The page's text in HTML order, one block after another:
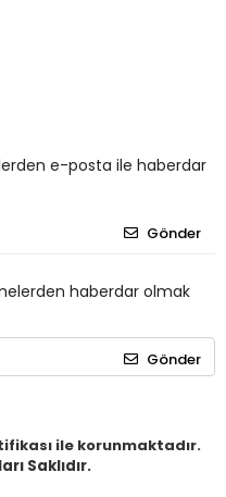
e-posta ile haberdar
Gönder
haberdar olmak
Gönder
ile korunmaktadır.
Saklıdır.